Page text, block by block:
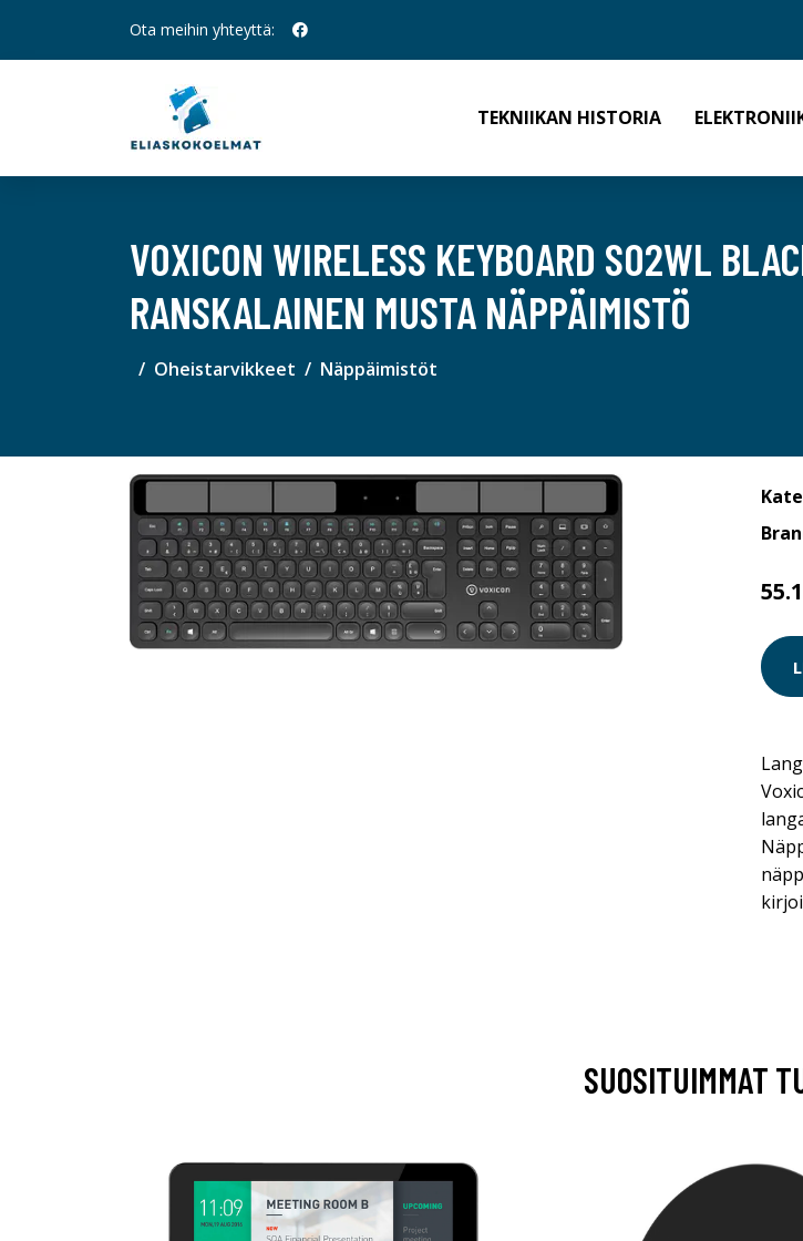
Ota meihin yhteyttä:
TEKNIIKAN HISTORIA
VOXICON WIRELESS KEYBOARD SO2WL
RANSKALAINEN MUSTA NÄPPÄIMISTÖ
Oheistarvikkeet Näppäimistöt
SUOSITUIMMAT